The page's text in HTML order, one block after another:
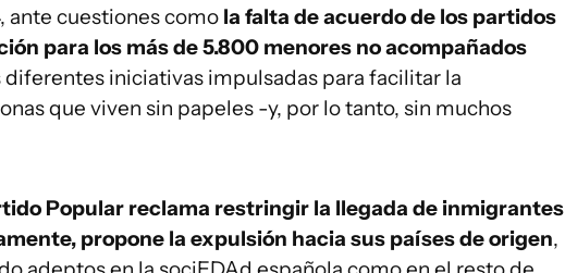
ante cuestiones como la falta de acuerdo de los partidos
para los más de 5.800 menores no acompañados
diferentes iniciativas impulsadas para facilitar la
que viven sin papeles -y, por lo tanto, sin muchos
Popular reclama restringir la llegada de inmigrantes
propone la expulsión hacia sus países de origen,